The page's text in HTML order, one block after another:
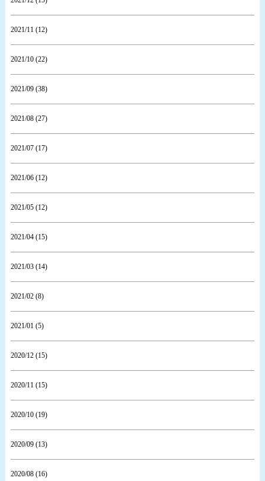
2021/11 (12)
2021/10 (22)
2021/09 (38)
2021/08 (27)
2021/07 (17)
2021/06 (12)
2021/05 (12)
2021/04 (15)
2021/03 (14)
2021/02 (8)
2021/01 (5)
2020/12 (15)
2020/11 (15)
2020/10 (19)
2020/09 (13)
2020/08 (16)